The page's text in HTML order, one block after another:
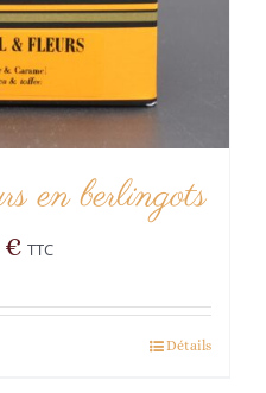
en berlingots
€ TTC
Détails